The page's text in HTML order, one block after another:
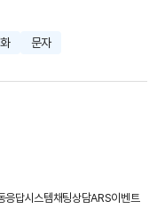
문자
응답시스템채팅상담ARS이벤트